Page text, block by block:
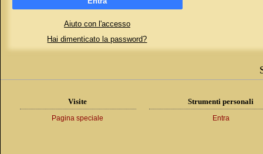
Aiuto con l'accesso
Hai dimenticato la password?
Visite
Pagina speciale
Strumenti personali
Entra